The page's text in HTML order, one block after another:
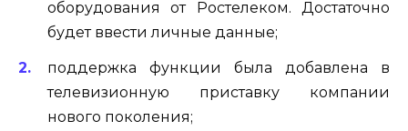
оборудования от Ростелеком. Достаточно
будет ввести личные данные;
поддержка функции была добавлена в
телевизионную приставку компании
нового поколения;